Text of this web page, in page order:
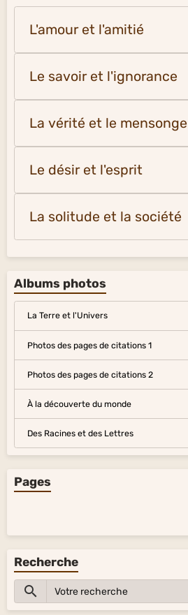
L'amour et l'amitié
Le savoir et l'ignorance
La vérité et le mensonge
Le désir et l'esprit
La solitude et la société
Albums photos
La Terre et l'Univers
Photos des pages de citations 1
Photos des pages de citations 2
À la découverte du monde
Des Racines et des Lettres
Pages
Recherche